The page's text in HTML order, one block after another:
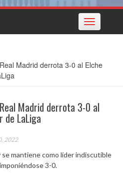
Toggle
navigation
Madrid derrota 3-0 al Elche
Madrid derrota 3-0 al
de LaLiga
2022
se mantiene como líder indiscutible
3-0.